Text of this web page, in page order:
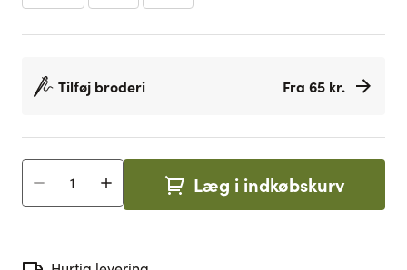
Tilføj broderi Fra 65 kr.
Antal Læg i indkøbskurv